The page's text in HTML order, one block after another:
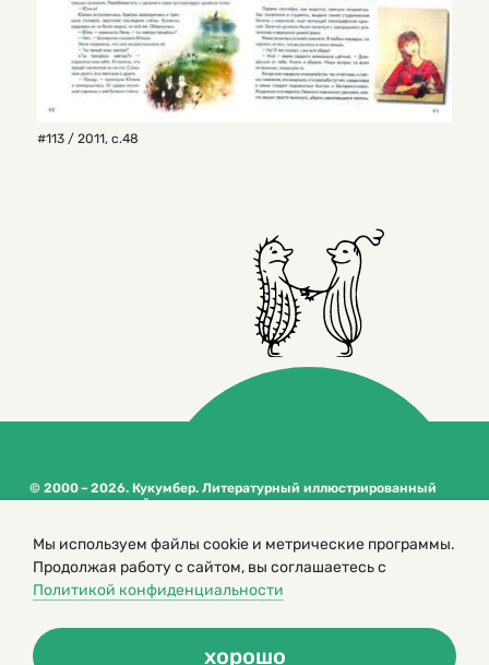
#113 / 2011, с.48
© 2000 – 2026. Кукумбер. Литературный иллюстрированный
журнал для детей
сайта
Политика конфиденциальности
Мы используем файлы cookie и метрические программы.
Продолжая работу с сайтом, вы соглашаетесь с
Политикой конфиденциальности
хорошо